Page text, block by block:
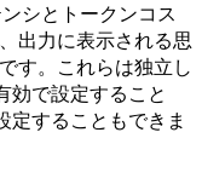
シとトークンコス
出力に表示される思
す。これらは独立し
効で設定すること
定することもできま